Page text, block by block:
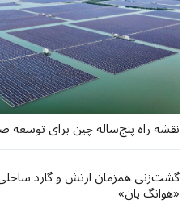
نقشه راه پنج‌ساله چین برای توسعه
گشت‌زنی‌ همزمان ارتش و گارد ساحلی
«هوانگ‌ یان»